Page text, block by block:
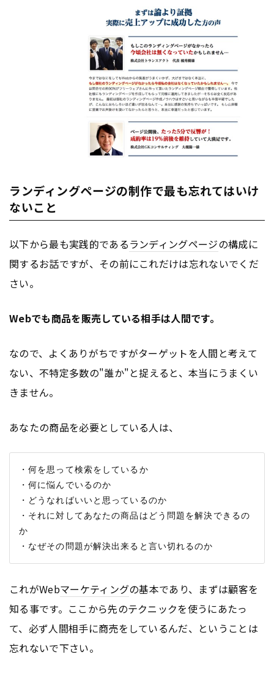
ランディングページの制作で最も忘れてはいけ
ないこと
以下から最も実践的であるランディングページの構成に
関するお話ですが、その前にこれだけは忘れないでくだ
さい。
Webでも商品を販売している相手は人間です。
なので、よくありがちですがターゲットを人間と考えて
ない、不特定多数の"誰か"と捉えると、本当にうまくい
きません。
あなたの商品を必要としている人は、
・何を思って検索をしているか
・何に悩んでいるのか
・どうなればいいと思っているのか
・それに対してあなたの商品はどう問題を解決できるの
か
これがWebマーケティングの基本であり、まずは顧客を
知る事です。ここから先のテクニックを使うにあたっ
て、必ず人間相手に商売をしているんだ、ということは
忘れないで下さい。